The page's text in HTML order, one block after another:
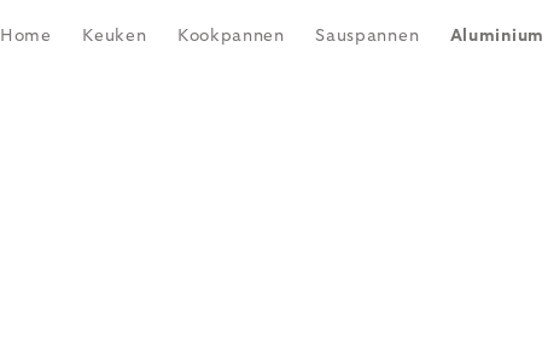
Home Keuken Kookpannen Sauspannen Aluminium